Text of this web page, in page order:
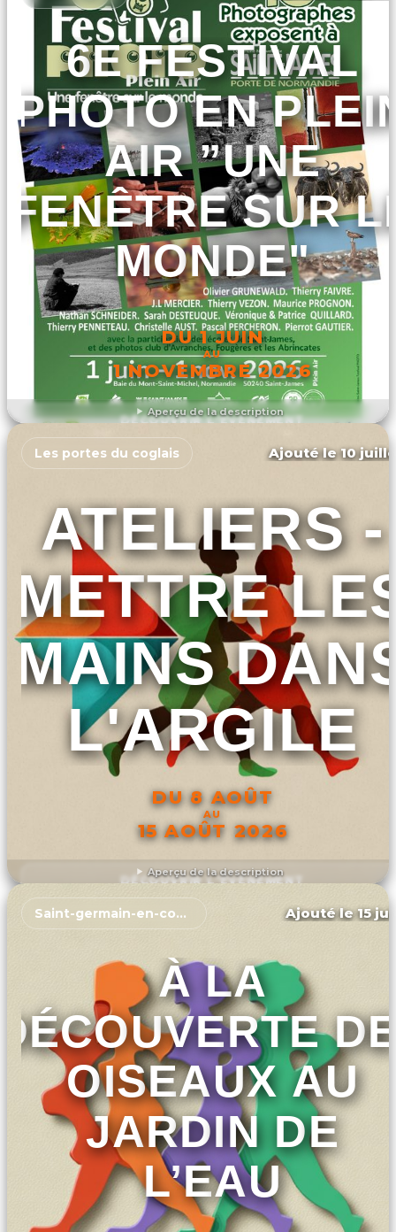
Aperçu de la description
6E FESTIVAL
PHOTO EN
AIR ”UNE
FENÊTRE SUR
MONDE"
DU 1 JUIN
AU
1 NOVEMBRE 2026
DÉCOUVRIR L'ÉVÉNEMENT
Aperçu de la description
Les portes du coglais Ajouté le 10
ATELIERS -
METTRE
MAINS
L'ARGILE
DU 8 AOÛT
AU
15 AOÛT 2026
DÉCOUVRIR L'ÉVÉNEMENT
Saint-germain-en-coglès Ajouté le 15
À LA
OISEAUX AU
JARDIN DE
L’EAU